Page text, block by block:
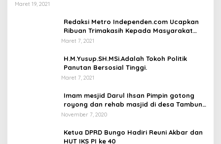
Maret 19, 2021
Redaksi Metro Independen.com Ucapkan
Ribuan Trimakasih Kepada Masyarakat
Pengunjung Dan Pembaca.
Maret 7, 2021
H.M.Yusup.SH.MSi.Adalah Tokoh Politik
Panutan Bersosial Tinggi.
Maret 7, 2021
Imam mesjid Darul Ihsan Pimpin gotong
royong dan rehab masjid di desa Tambun
Arang Kecamatan Sumay, kabupaten tebo
November 7, 2020
Ketua DPRD Bungo Hadiri Reuni Akbar dan
HUT IKS PI ke 40